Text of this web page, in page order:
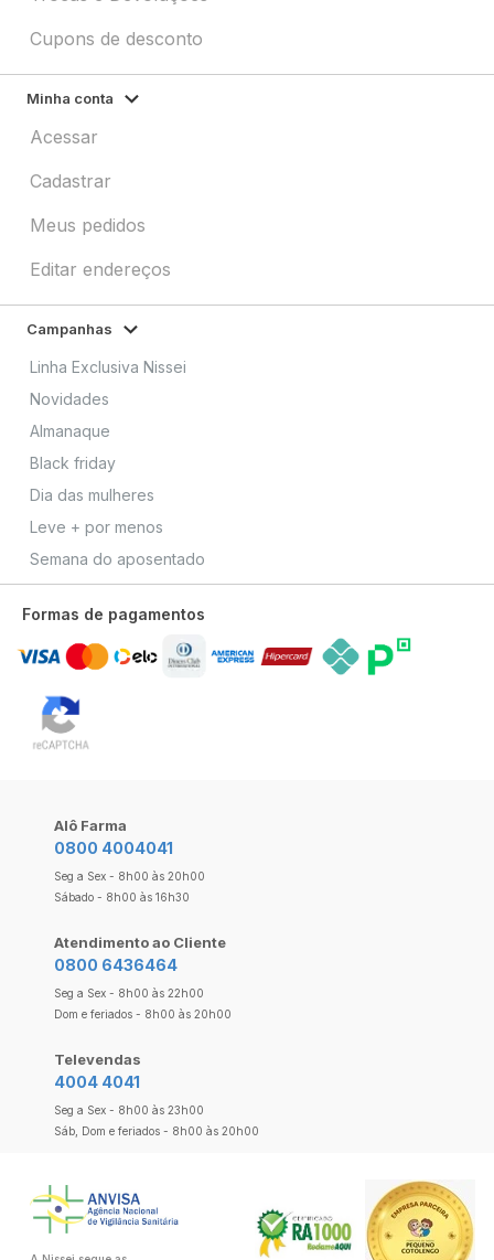
Cupons de desconto
Minha conta
Acessar
Cadastrar
Meus pedidos
Editar endereços
Campanhas
Linha Exclusiva Nissei
Novidades
Almanaque
Black friday
Dia das mulheres
Leve + por menos
Semana do aposentado
Formas de pagamentos
Alô Farma
0800 4004041
Seg a Sex - 8h00 às 20h00
Sábado - 8h00 às 16h30
Atendimento ao Cliente
0800 6436464
Seg a Sex - 8h00 às 22h00
Dom e feriados - 8h00 às 20h00
Televendas
4004 4041
Seg a Sex - 8h00 às 23h00
Sáb, Dom e feriados - 8h00 às 20h00